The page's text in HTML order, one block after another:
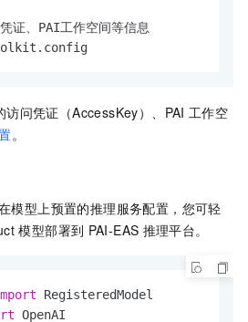
证、PAI工作空间等信息
访问凭证（AccessKey）、PAI 工作空
。
模型上预置的推理服务配置，您可轻
模型部署到 PAI-EAS 推理平台。
OpenAI